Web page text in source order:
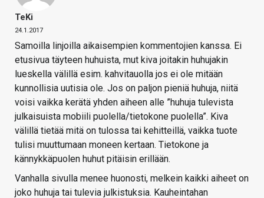
TeKi
24.1.2017
Samoilla linjoilla aikaisempien kommentojien kanssa. Ei
etusivua täyteen huhuista, mut kiva joitakin huhujakin
lueskella välillä esim. kahvitauolla jos ei ole mitään
kunnollisia uutisia ole. Jos on paljon pieniä huhuja, niitä
voisi vaikka kerätä yhden aiheen alle ”huhuja tulevista
julkaisuista mobiili puolella/tietokone puolella”. Kiva
välillä tietää mitä on tulossa tai kehitteillä, vaikka tuote
tulisi muuttumaan moneen kertaan. Tietokone ja
kännykkäpuolen huhut pitäisin erillään.
Vanhalla sivulla menee huonosti, melkein kaikki aiheet on
joko huhuja tai tulevia julkistuksia. Kauheintahan